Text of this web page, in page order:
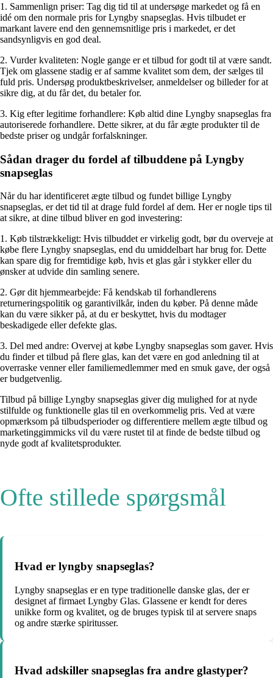
1. Sammenlign priser: Tag dig tid til at undersøge markedet og få en
idé om den normale pris for Lyngby snapseglas. Hvis tilbudet er
markant lavere end den gennemsnitlige pris i markedet, er det
sandsynligvis en god deal.
2. Vurder kvaliteten: Nogle gange er et tilbud for godt til at være sandt.
Tjek om glassene stadig er af samme kvalitet som dem, der sælges til
fuld pris. Undersøg produktbeskrivelser, anmeldelser og billeder for at
sikre dig, at du får det, du betaler for.
3. Kig efter legitime forhandlere: Køb altid dine Lyngby snapseglas fra
autoriserede forhandlere. Dette sikrer, at du får ægte produkter til de
bedste priser og undgår forfalskninger.
Sådan drager du fordel af tilbuddene på Lyngby
snapseglas
Når du har identificeret ægte tilbud og fundet billige Lyngby
snapseglas, er det tid til at drage fuld fordel af dem. Her er nogle tips til
at sikre, at dine tilbud bliver en god investering:
1. Køb tilstrækkeligt: Hvis tilbuddet er virkelig godt, bør du overveje at
købe flere Lyngby snapseglas, end du umiddelbart har brug for. Dette
kan spare dig for fremtidige køb, hvis et glas går i stykker eller du
ønsker at udvide din samling senere.
2. Gør dit hjemmearbejde: Få kendskab til forhandlerens
returneringspolitik og garantivilkår, inden du køber. På denne måde
kan du være sikker på, at du er beskyttet, hvis du modtager
beskadigede eller defekte glas.
3. Del med andre: Overvej at købe Lyngby snapseglas som gaver. Hvis
du finder et tilbud på flere glas, kan det være en god anledning til at
overraske venner eller familiemedlemmer med en smuk gave, der også
er budgetvenlig.
Tilbud på billige Lyngby snapseglas giver dig mulighed for at nyde
stilfulde og funktionelle glas til en overkommelig pris. Ved at være
opmærksom på tilbudsperioder og differentiere mellem ægte tilbud og
marketinggimmicks vil du være rustet til at finde de bedste tilbud og
nyde godt af kvalitetsprodukter.
Ofte stillede spørgsmål
Hvad er lyngby snapseglas?
Lyngby snapseglas er en type traditionelle danske glas, der er
designet af firmaet Lyngby Glas. Glassene er kendt for deres
unikke form og kvalitet, og de bruges typisk til at servere snaps
og andre stærke spiritusser.
Hvad adskiller snapseglas fra andre glastyper?